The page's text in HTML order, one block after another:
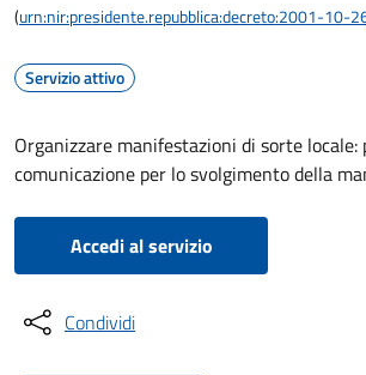
(urn:nir:presidente.repubblica:decreto:2001-10-
Servizio attivo
Organizzare manifestazioni di sorte locale:
comunicazione per lo svolgimento della
Accedi al servizio
Condividi